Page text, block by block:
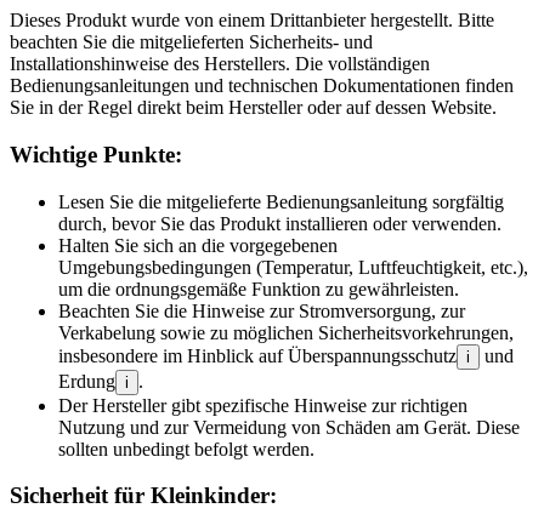
Dieses Produkt wurde von einem Drittanbieter hergestellt. Bitte
beachten Sie die mitgelieferten Sicherheits- und
Installationshinweise des Herstellers. Die vollständigen
Bedienungsanleitungen und technischen Dokumentationen finden
Sie in der Regel direkt beim Hersteller oder auf dessen Website.
Wichtige Punkte:
Lesen Sie die mitgelieferte Bedienungsanleitung sorgfältig
durch, bevor Sie das Produkt installieren oder verwenden.
Halten Sie sich an die vorgegebenen
Umgebungsbedingungen (Temperatur, Luftfeuchtigkeit, etc.),
um die ordnungsgemäße Funktion zu gewährleisten.
Beachten Sie die Hinweise zur Stromversorgung, zur
Verkabelung sowie zu möglichen Sicherheitsvorkehrungen,
insbesondere im Hinblick auf Überspannungsschutz i
und
Erdung i
.
Der Hersteller gibt spezifische Hinweise zur richtigen
Nutzung und zur Vermeidung von Schäden am Gerät. Diese
sollten unbedingt befolgt werden.
Sicherheit für Kleinkinder: